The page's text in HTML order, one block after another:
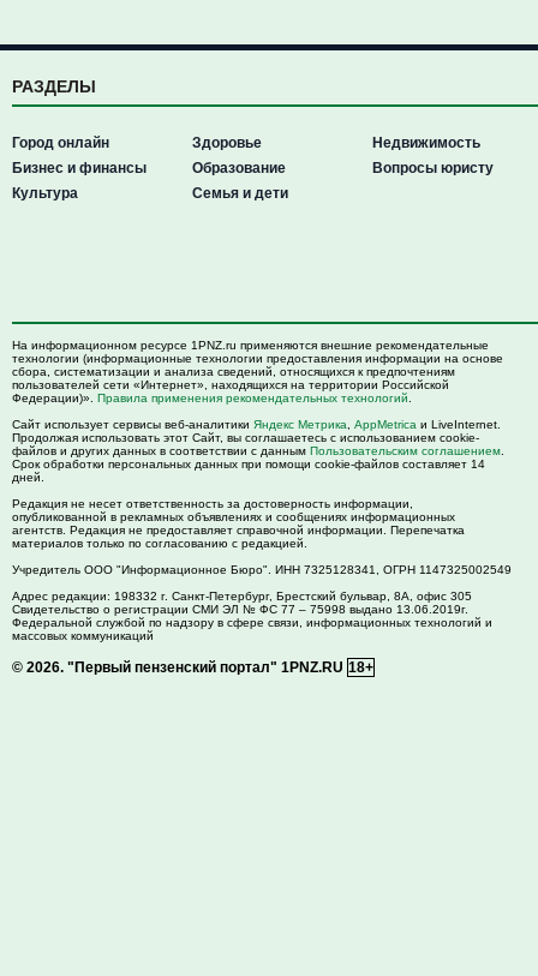
РАЗДЕЛЫ
Город онлайн
Бизнес и финансы
Культура
Здоровье
Образование
Семья и дети
Недвижимость
Вопросы юристу
На информационном ресурсе 1PNZ.ru применяются внешние рекомендательные
технологии (информационные технологии предоставления информации на основе
сбора, систематизации и анализа сведений, относящихся к предпочтениям
пользователей сети «Интернет», находящихся на территории Российской
Федерации)». Правила применения рекомендательных технологий
Сайт использует сервисы веб-аналитики Яндекс Метрика AppMetrica и LiveInternet.
Продолжая использовать этот Сайт, вы соглашаетесь с использованием cookie-
файлов и других данных в соответствии с данным Пользовательским соглашением
Срок обработки персональных данных при помощи cookie-файлов составляет 14
дней.
Редакция не несет ответственность за достоверность информации,
опубликованной в рекламных объявлениях и сообщениях информационных
агентств. Редакция не предоставляет справочной информации. Перепечатка
материалов только по согласованию с редакцией.
Учредитель ООО "Информационное Бюро". ИНН 7325128341, ОГРН 1147325002549
Адрес редакции: 198332 г. Санкт-Петербург, Брестский бульвар, 8А, офис 305
Свидетельство о регистрации СМИ ЭЛ № ФС 77 – 75998 выдано 13.06.2019г.
Федеральной службой по надзору в сфере связи, информационных технологий и
массовых коммуникаций
© 2026. "Первый пензенский портал" 1PNZ.RU 18+